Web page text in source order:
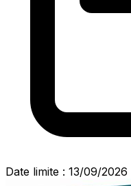
Date limite : 13/09/2026